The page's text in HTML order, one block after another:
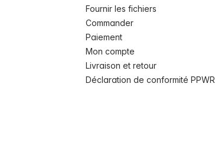
Fournir les fichiers
Commander
Paiement
Mon compte
Livraison et retour
Déclaration de conformité PPWR